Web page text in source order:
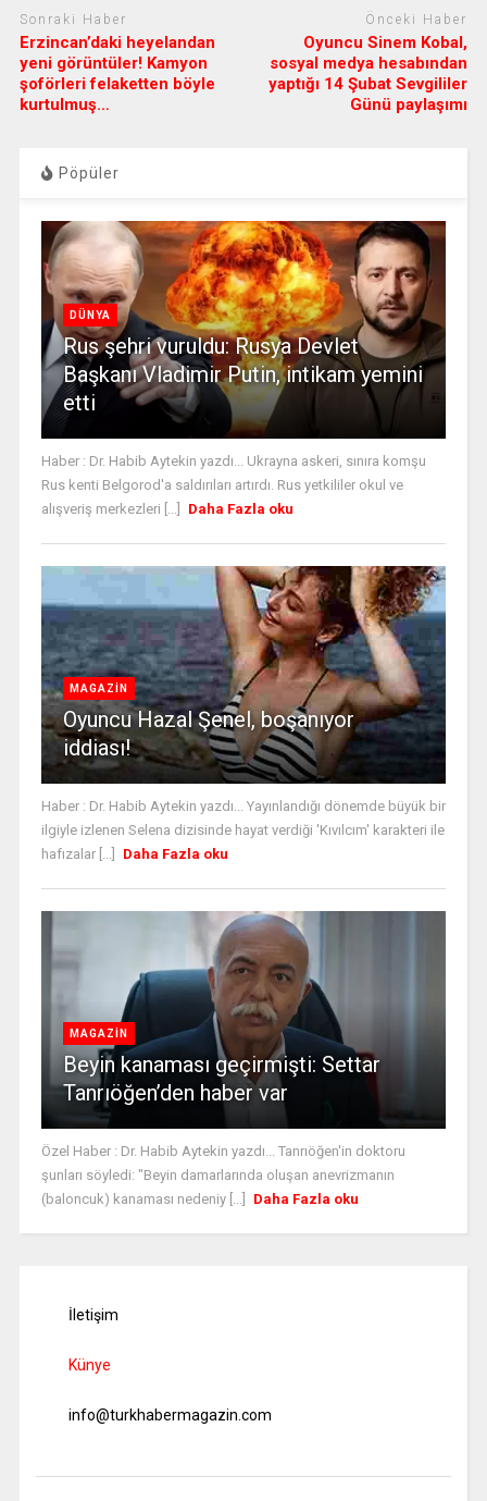
Sonraki Haber
Erzincan’daki heyelandan
yeni görüntüler! Kamyon
şoförleri felaketten böyle
kurtulmuş…
Önceki Haber
Oyuncu Sinem Kobal,
sosyal medya hesabından
yaptığı 14 Şubat Sevgililer
Günü paylaşımı
Pöpüler
DÜNYA
Rus şehri vuruldu: Rusya Devlet
Başkanı Vladimir Putin, intikam yemini
etti
Haber : Dr. Habib Aytekin yazdı... Ukrayna askeri, sınıra komşu
Rus kenti Belgorod'a saldırıları artırdı. Rus yetkililer okul ve
alışveriş merkezleri [...]
Daha Fazla oku
MAGAZİN
Oyuncu Hazal Şenel, boşanıyor
iddiası!
Haber : Dr. Habib Aytekin yazdı... Yayınlandığı dönemde büyük bir
ilgiyle izlenen Selena dizisinde hayat verdiği 'Kıvılcım' karakteri ile
hafızalar [...]
Daha Fazla oku
MAGAZİN
Beyin kanaması geçirmişti: Settar
Tanrıöğen’den haber var
Özel Haber : Dr. Habib Aytekin yazdı... Tanrıöğen'in doktoru
şunları söyledi: "Beyin damarlarında oluşan anevrizmanın
(baloncuk) kanaması nedeniy [...]
Daha Fazla oku
İletişim
Künye
info@turkhabermagazin.com